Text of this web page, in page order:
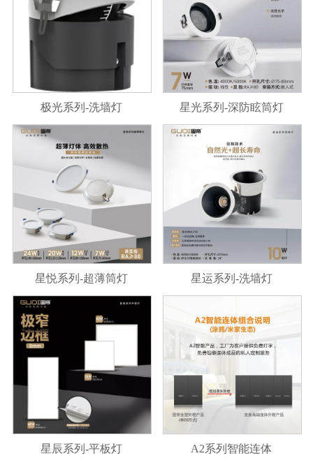
极光系列-洗墙灯 星光系列-深防眩筒灯
星悦系列-超薄筒灯 星运系列-洗墙灯
星辰系列-平板灯 A2系列智能连体